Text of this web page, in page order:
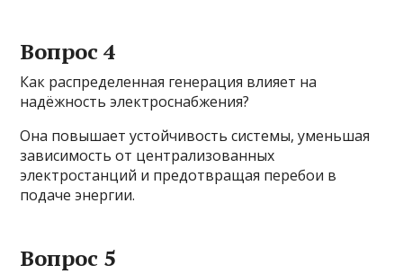
Вопрос 4
Как распределенная генерация влияет на
надёжность электроснабжения?
Она повышает устойчивость системы, уменьшая
зависимость от централизованных
электростанций и предотвращая перебои в
подаче энергии.
Вопрос 5